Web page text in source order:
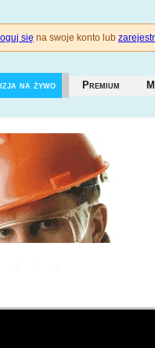
się na swoje konto lub
na żywo Premium